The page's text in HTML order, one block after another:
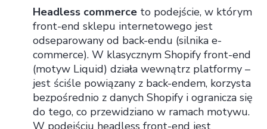
Headless commerce to podejście, w którym
front-end sklepu internetowego jest
odseparowany od back-endu (silnika e-
commerce). W klasycznym Shopify front-end
(motyw Liquid) działa wewnątrz platformy –
jest ściśle powiązany z back-endem, korzysta
bezpośrednio z danych Shopify i ogranicza się
do tego, co przewidziano w ramach motywu.
W podejściu headless front-end jest